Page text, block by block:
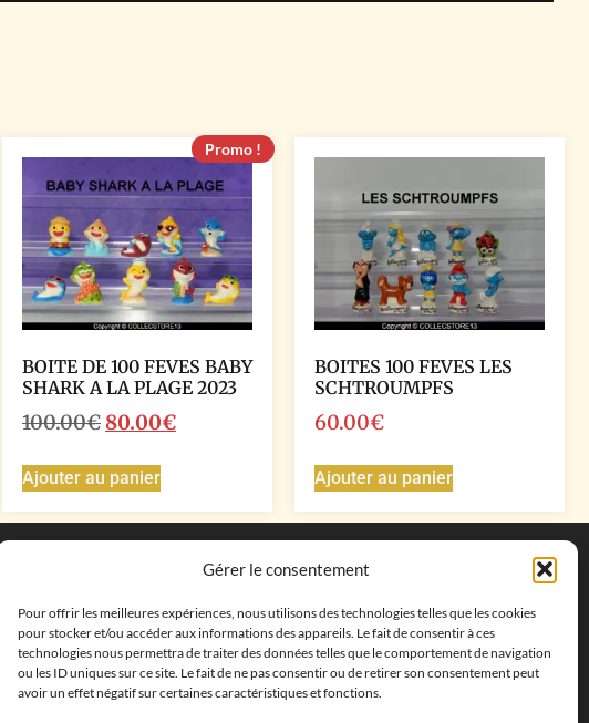
Gérer le consentement
Pour offrir les meilleures expériences, nous utilisons des technologies telles que les cookies
pour stocker et/ou accéder aux informations des appareils. Le fait de consentir à ces
technologies nous permettra de traiter des données telles que le comportement de navigation
ou les ID uniques sur ce site. Le fait de ne pas consentir ou de retirer son consentement peut
avoir un effet négatif sur certaines caractéristiques et fonctions.
Promo !
BOITE DE 100 FEVES BABY
SHARK A LA PLAGE 2023
100.00€80.00€
Ajouter au panier
BOITES 100 FEVES LES
SCHTROUMPFS
60.00€
Ajouter au panier
Coordonnées
cléments, 13500 Martigues, France
Téléphone : ‭+33652313256‬
Email :feves.collecstore@gmail.com